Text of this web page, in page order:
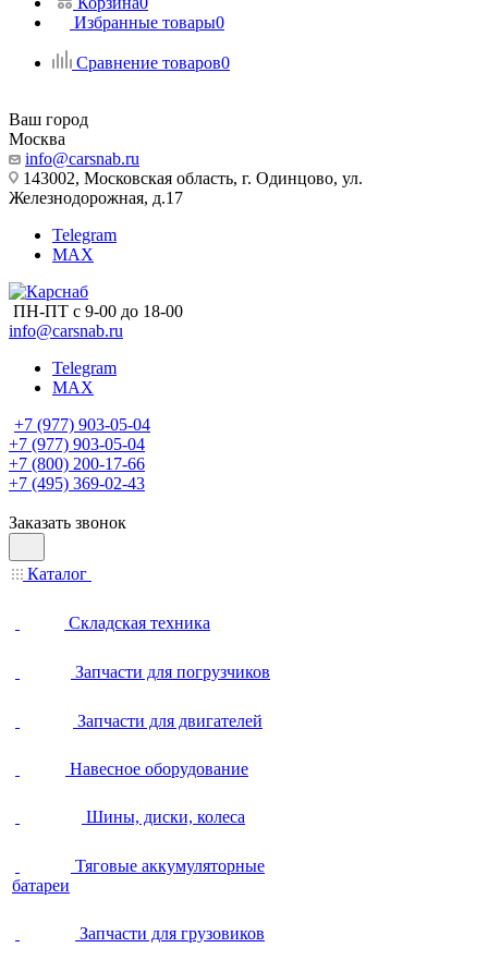
Избранные товары0
Сравнение товаров0
Ваш город
Москва
info@carsnab.ru
143002, Московская область, г. Одинцово, ул.
Железнодорожная, д.17
Telegram
MAX
ПН-ПТ с 9-00 до 18-00
info@carsnab.ru
Telegram
MAX
+7 (977) 903-05-04
+7 (977) 903-05-04
+7 (800) 200-17-66
+7 (495) 369-02-43
Заказать звонок
Каталог
Складская техника
Запчасти для погрузчиков
Запчасти для двигателей
Навесное оборудование
Шины, диски, колеса
Тяговые аккумуляторные
батареи
Запчасти для грузовиков